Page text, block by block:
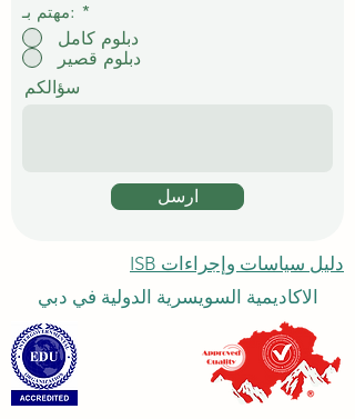
مهتم بـ: *
دبلوم كامل
دبلوم قصير
سؤالكم
ارسل
دليل سياسات وإجراءات ISB
الاكاديمية السويسرية الدولية في دبي